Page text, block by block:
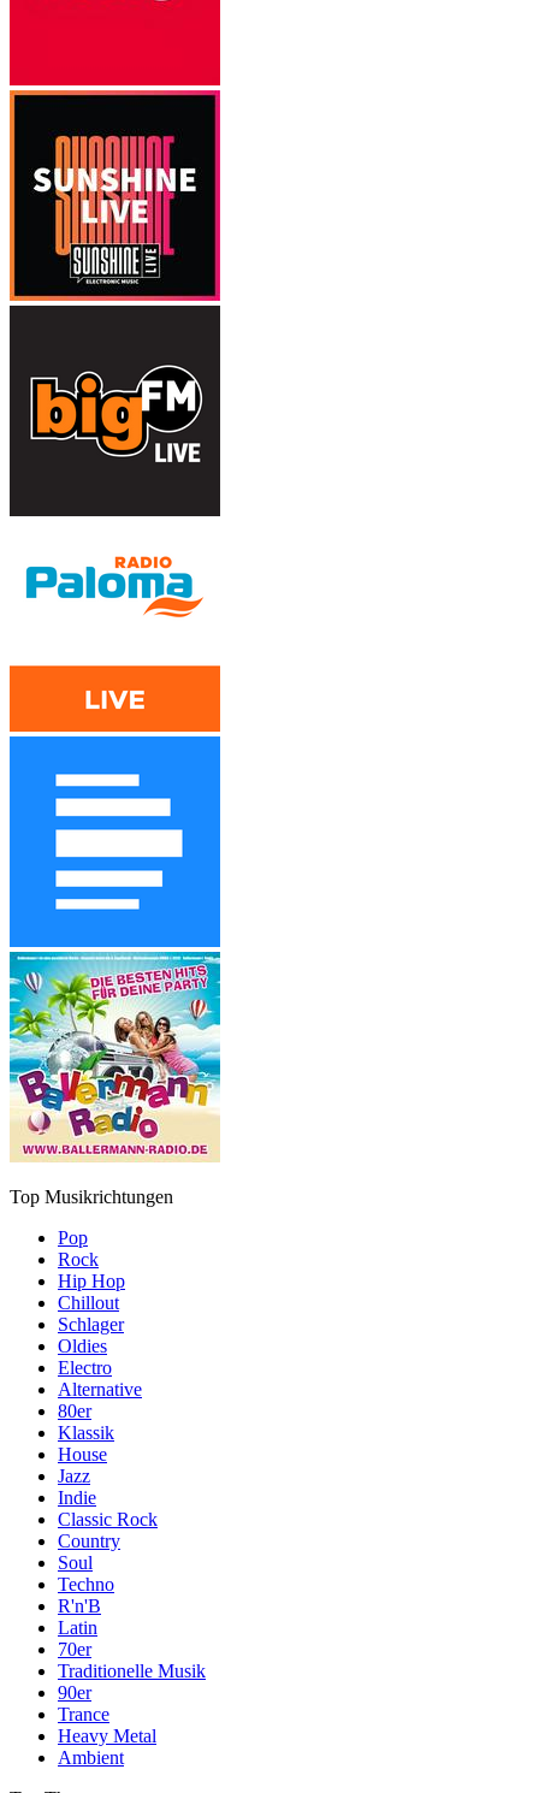
Top Musikrichtungen
Pop
Rock
Hip Hop
Chillout
Schlager
Oldies
Electro
Alternative
80er
Klassik
House
Jazz
Indie
Classic Rock
Country
Soul
Techno
R'n'B
Latin
70er
Traditionelle Musik
90er
Trance
Heavy Metal
Ambient